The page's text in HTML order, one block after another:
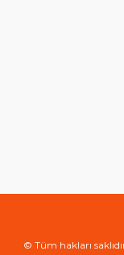
© Tüm hakları